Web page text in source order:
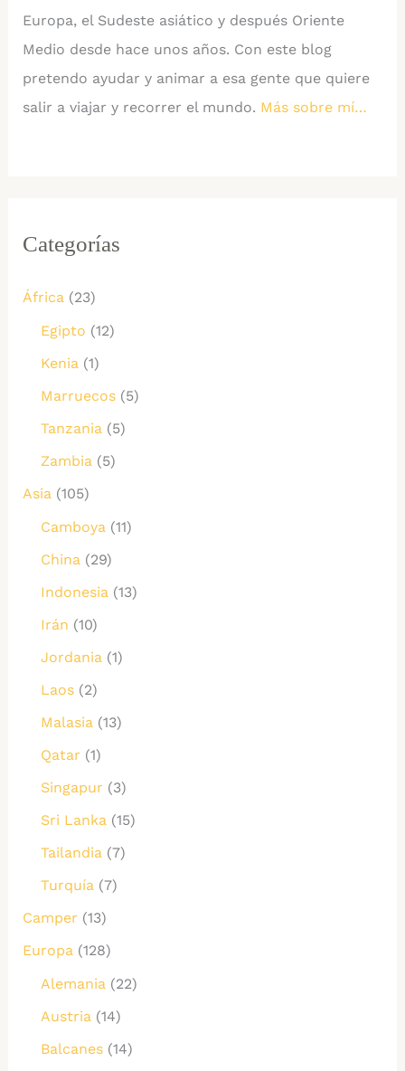
Europa, el Sudeste asiático y después Oriente
Medio desde hace unos años. Con este blog
pretendo ayudar y animar a esa gente que quiere
salir a viajar y recorrer el mundo. Más sobre mí…
Categorías
África (23)
Egipto (12)
Kenia (1)
Marruecos(5)
Tanzania (5)
Zambia (5)
Asia (105)
Camboya (11)
China (29)
Indonesia (13)
Irán (10)
Jordania (1)
Laos(2)
Malasia (13)
Qatar (1)
Singapur (3)
Sri Lanka (15)
Tailandia (7)
Turquía (7)
Camper (13)
Europa (128)
Alemania (22)
Austria (14)
Balcanes(14)